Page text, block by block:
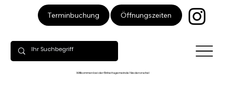
Terminbuchung Öffnungszeiten
Willkommen bei der Einheitsgemeinde Niederorschel